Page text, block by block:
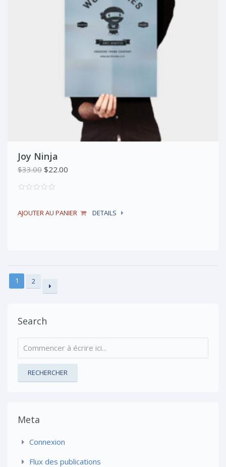
Joy Ninja
$33.00 Le
initial
$33.00.
$22.00
$22.00.
AJOUTER AU PANIER DETAILS
1 2
Search
RECHERCHER
Meta
Connexion
Flux des publications